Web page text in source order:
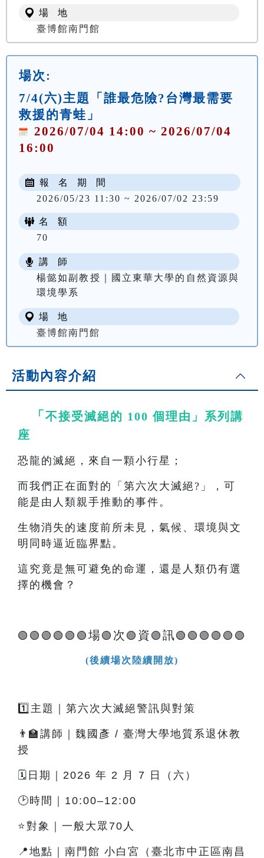
場 地
臺博館南門館
場次:
7/4(六)主題「誰最危險?台灣最需要
救援的青蛙」
2026/07/04 14:00 ~ 2026/07/04
16:00
報 名 期 間
2026/05/23 11:30 ~ 2026/07/02 23:59
名 額
70
講 師
楊懿如副教授｜國立東華大學的自然資源與
環境學系
場 地
臺博館南門館
活動內容介紹
「 不接受滅絕的 100 個理由」系列講
座
恐龍的滅絕，來自一顆小行星；
而我們正在面對的「第六次大滅絕?」，可
能是由人類親手推動的事件。
生物消失的速度前所未見，氣候、環境與文
明同時逼近臨界點。
這究竟是無可避免的命運，還是人類仍有選
擇的機會？
🟢🟢🟢🟢🟢🟢 場🟢 次 🟢 資 🟢 訊🟢🟢🟢🟢🟢🟢
(後續場次陸續開放)
1️⃣主題｜第六次大滅絕警訊與對策
👨‍🏫講師｜魏國彥 / 臺灣大學地質系退休教
授
🗓️日期｜2026 年 2 月 7 日（六）
🕑時間｜10:00–12:00
⭐對象｜一般大眾70人
📍地點｜南門館 小白宮（臺北市中正區南昌